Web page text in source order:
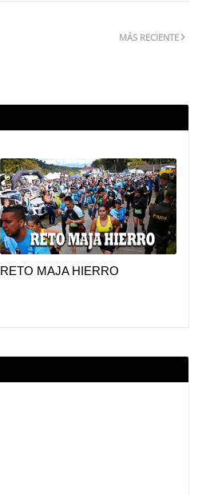
MÁS RECIENTE
RETO MAJA HIERRO